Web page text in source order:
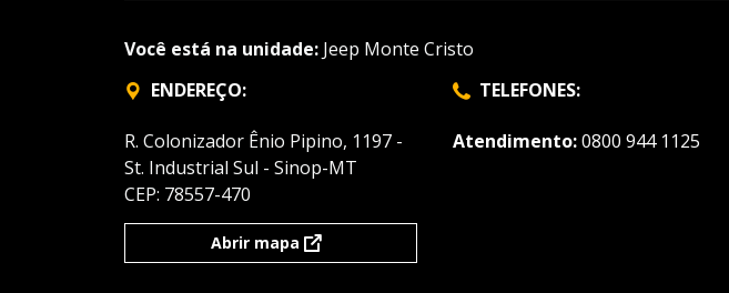
Você está na unidade: Jeep Monte Cristo
ENDEREÇO:
R. Colonizador Ênio Pipino, 1197 -
St. Industrial Sul - Sinop-MT
CEP: 78557-470
Abrir mapa
TELEFONES:
Atendimento:0800 944 1125